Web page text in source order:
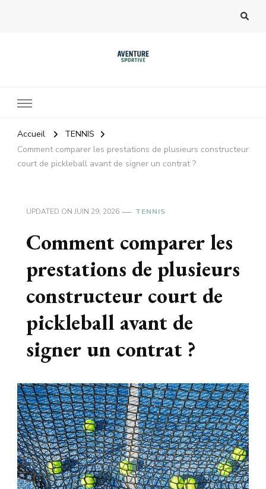
Accueil
TENNIS
Comment comparer les prestations de plusieurs constructeur
court de pickleball avant de signer un contrat ?
UPDATED ON JUIN 29, 2026 TENNIS
Comment comparer les
prestations de plusieurs
constructeur court de
pickleball avant de
signer un contrat ?